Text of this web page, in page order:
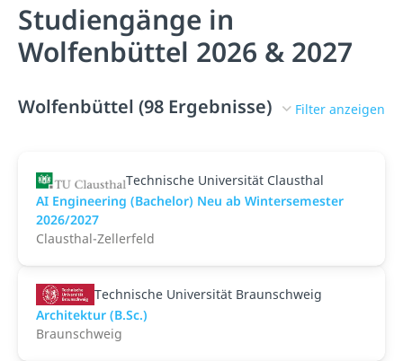
Studiengänge in
Wolfenbüttel 2026 & 2027
Wolfenbüttel (98 Ergebnisse) Filter anzeigen
Technische Universität Clausthal
AI Engineering (Bachelor) Neu ab Wintersemester
2026/2027
Clausthal-Zellerfeld
Technische Universität Braunschweig
Architektur (B.Sc.)
Braunschweig